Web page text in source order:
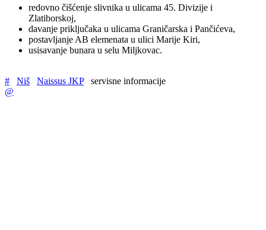
redovno čišćenje slivnika u ulicama 45. Divizije i
Zlatiborskoj,
davanje priključaka u ulicama Graničarska i Pančićeva,
postavljanje AB elemenata u ulici Marije Kiri,
usisavanje bunara u selu Miljkovac.
# Niš Naissus JKP
servisne informacije
@